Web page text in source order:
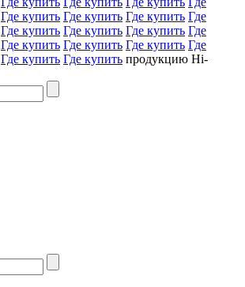
Где купить Где купить Где купить Где
Где купить Где купить Где купить Где
Где купить Где купить Где купить Где
Где купить Где купить продукцию Hi-